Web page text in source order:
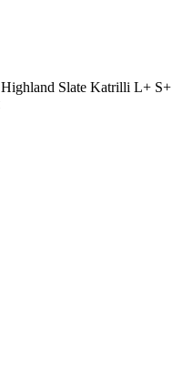
Highland Slate Katrilli L+ S+